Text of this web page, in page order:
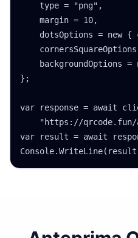
    type = "png",
    margin = 10,
dotsOptions = new {
backgroundOptions =
};
var response = await
"https://
var result = await